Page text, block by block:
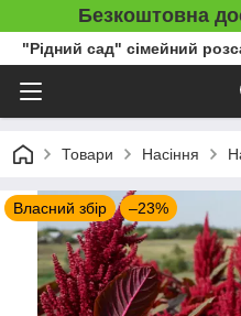
Безкоштовна
"Рідний сад" сімейний
Товари Насіння
Власний збір –23%